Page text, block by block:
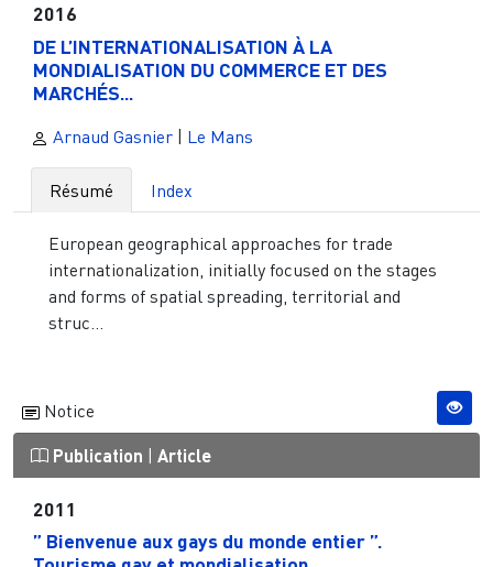
2016
DE L’INTERNATIONALISATION À LA
MONDIALISATION DU COMMERCE ET DES
MARCHÉS...
Arnaud Gasnier | Le Mans
Résumé Index
European geographical approaches for trade
internationalization, initially focused on the stages
and forms of spatial spreading, territorial and
struc...
Notice
Publication | Article
2011
” Bienvenue aux gays du monde entier ”.